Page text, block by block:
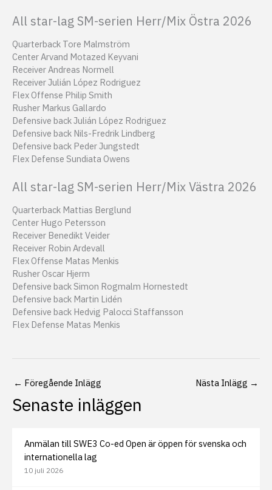
All star-lag SM-serien Herr/Mix Östra 2026
Quarterback Tore Malmström
Center Arvand Motazed Keyvani
Receiver Andreas Normell
Receiver Julián López Rodriguez
Flex Offense Philip Smith
Rusher Markus Gallardo
Defensive back Julián López Rodriguez
Defensive back Nils-Fredrik Lindberg
Defensive back Peder Jungstedt
Flex Defense Sundiata Owens
All star-lag SM-serien Herr/Mix Västra 2026
Quarterback Mattias Berglund
Center Hugo Petersson
Receiver Benedikt Veider
Receiver Robin Ardevall
Flex Offense Matas Menkis
Rusher Oscar Hjerm
Defensive back Simon Rogmalm Hornestedt
Defensive back Martin Lidén
Defensive back Hedvig Palocci Staffansson
Flex Defense Matas Menkis
← Föregående Inlägg Nästa Inlägg →
Senaste inläggen
Anmälan till SWE3 Co-ed Open är öppen för svenska och
internationella lag
10 juli 2026